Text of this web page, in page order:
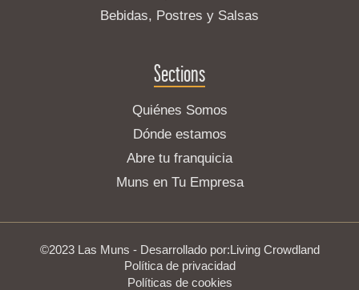
Bebidas, Postres y Salsas
Sections
Quiénes Somos
Dónde estamos
Abre tu franquicia
Muns en Tu Empresa
©2023 Las Muns - Desarrollado por:Living Crowdland
Política de privacidad
Políticas de cookies